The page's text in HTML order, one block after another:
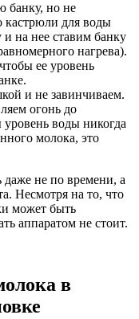
банку, но не
кастрюли для воды
на нее ставим банку
нагрева).
ее уровень
и не завинчиваем.
огонь до
воды никогда
молока, это
не по времени, а
Несмотря на то, что
может быть
аппаратом не стоит.
в